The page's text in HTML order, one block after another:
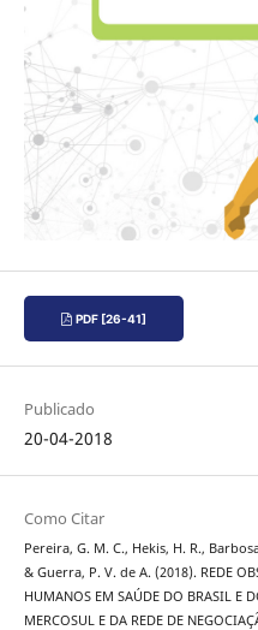
PDF [26-41]
Publicado
20-04-2018
Como Citar
Pereira, G. M. C., Hekis, H. R.,
& Guerra, P. V. de A. (2018). REDE
HUMANOS EM SAÚDE DO BRASIL E
MERCOSUL E DA REDE DE